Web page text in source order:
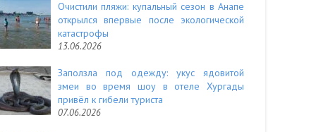
Очистили пляжи: купальный сезон в Анапе
открылся впервые после экологической
катастрофы
13.06.2026
Заползла под одежду: укус ядовитой
змеи во время шоу в отеле Хургады
привёл к гибели туриста
07.06.2026